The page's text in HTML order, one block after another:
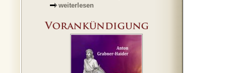
weiterlesen